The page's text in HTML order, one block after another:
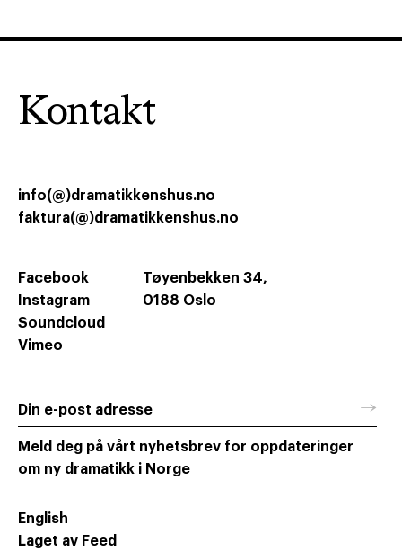
Kontakt
Tøyenbekken 34,
0188 Oslo
info(@)dramatikkenshus.no
faktura(@)dramatikkenshus.no
Facebook
Instagram
Soundcloud
Vimeo
Din e-post adresse →
Meld deg på vårt nyhetsbrev for oppdateringer
om ny dramatikk i Norge
English
Laget av Feed